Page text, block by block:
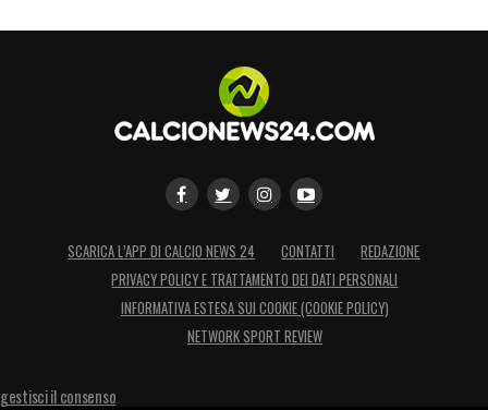
SCARICA L’APP DI CALCIO NEWS 24 CONTATTI
REDAZIONE
PRIVACY POLICY E TRATTAMENTO DEI DATI PERSONALI
INFORMATIVA ESTESA SUI COOKIE (COOKIE POLICY)
NETWORK SPORT REVIEW
gestisci il consenso